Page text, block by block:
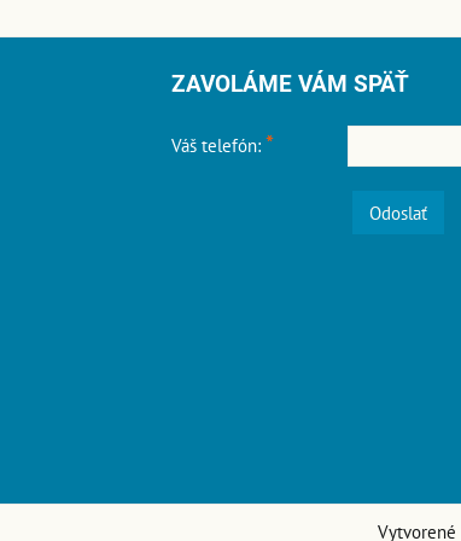
ZAVOLÁME VÁM SPÄŤ
Váš telefón: *
Odoslať
Vytvorené